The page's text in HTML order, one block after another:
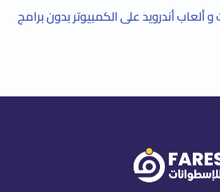
أندرويد على الكمبيوتر بدون برامج